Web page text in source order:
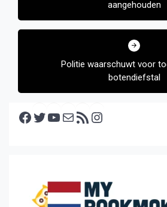
aangehouden
Politie waarschuwt voor
botendiefstal
Facebook Twitter YouTube E-mail RSS feed